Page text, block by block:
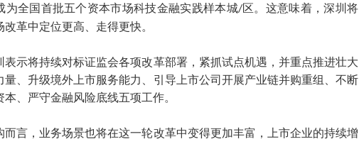
为全国首批五个资本市场科技金融实践样本城/区。这意味着，深圳将
改革中定位更高、走得更快。
表示将持续对标证监会各项改革部署，紧抓试点机遇，并重点推进壮大
量、升级境外上市服务能力、引导上市公司开展产业链并购重组、不断
本、严守金融风险底线五项工作。
而言，业务场景也将在这一轮改革中变得更加丰富，上市企业的持续增